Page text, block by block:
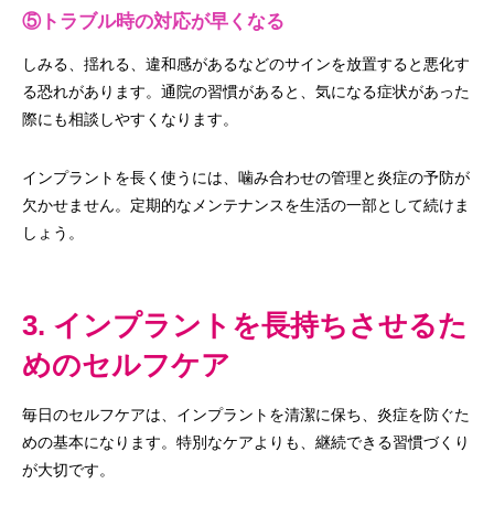
⑤トラブル時の対応が早くなる
しみる、揺れる、違和感があるなどのサインを放置すると悪化す
る恐れがあります。通院の習慣があると、気になる症状があった
際にも相談しやすくなります。
インプラントを長く使うには、噛み合わせの管理と炎症の予防が
欠かせません。定期的なメンテナンスを生活の一部として続けま
しょう。
3. インプラントを長持ちさせるた
めのセルフケア
毎日のセルフケアは、インプラントを清潔に保ち、炎症を防ぐた
めの基本になります。特別なケアよりも、継続できる習慣づくり
が大切です。